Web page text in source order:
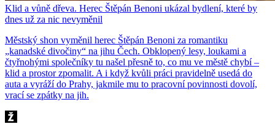
Klid a vůně dřeva. Herec Štěpán Benoni ukázal bydlení, které by
dnes už za nic nevyměnil
Městský shon vyměnil herec Štěpán Benoni za romantiku
„kanadské divočiny“ na jihu Čech. Obklopený lesy, loukami a
čtyřnohými společníky tu našel přesně to, co mu ve městě chybí –
klid a prostor zpomalit. A i když kvůli práci pravidelně usedá do
auta a vyráží do Prahy, jakmile mu to pracovní povinnosti dovolí,
vrací se zpátky na jih.